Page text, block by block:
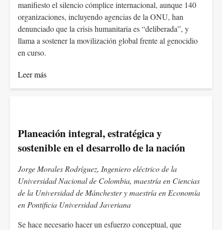
manifiesto el silencio cómplice internacional, aunque 140
organizaciones, incluyendo agencias de la ONU, han
denunciado que la crisis humanitaria es “deliberada”, y
llama a sostener la movilización global frente al genocidio
en curso.
Leer más
Planeación integral, estratégica y
sostenible en el desarrollo de la nación
Jorge Morales Rodríguez, Ingeniero eléctrico de la
Universidad Nacional de Colombia, maestría en Ciencias
de la Universidad de Mánchester y maestría en Economía
en Pontificia Universidad Javeriana
Se hace necesario hacer un esfuerzo conceptual, que